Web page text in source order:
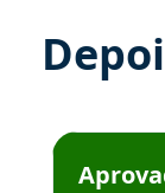
Estudante